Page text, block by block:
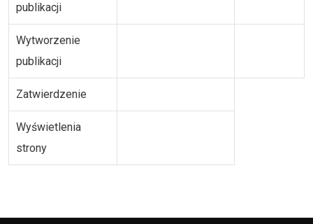
publikacji
Wytworzenie
publikacji
Zatwierdzenie
Wyświetlenia
strony